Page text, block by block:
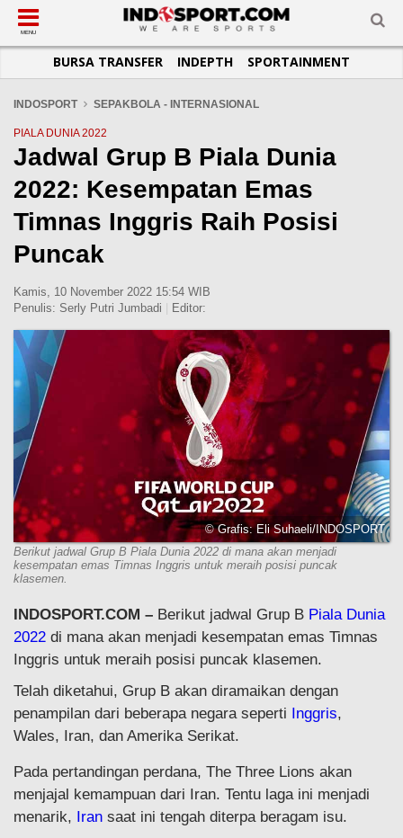
SUB-MENU
SEPAKBOLA
LIGA INGGRIS
LIGA ITALIA
LIGA SPANYOL
LIGA CHAMPIONS
LIGA PRANCIS
LIGA EUROPA
SUB-MENU
SPORTAINMENT
SUB-MENU
OTOMOTIF
OTOMANIA
SUB-MENU
BASKET
FUTSAL
OLIMPIK
E-SPORT
SUB-MENU
JADWAL
SUB-MENU
TOPIK HARI INI
INFOGRAFIS
GALERI FOTO
TEMPAT OLAHRAGA
PASUKAN SEHAT
MENU
BURSA TRANSFER INDEPTH SPORTAINMENT
INDOSPORT SEPAKBOLA - INTERNASIONAL
PIALA DUNIA 2022
Jadwal Grup B Piala Dunia
2022: Kesempatan Emas
Timnas Inggris Raih Posisi
Puncak
Kamis, 10 November 2022 15:54 WIB
Penulis: Serly Putri Jumbadi Editor:
© Grafis: Eli Suhaeli/INDOSPORT
Berikut jadwal Grup B Piala Dunia 2022 di mana akan menjadi
kesempatan emas Timnas Inggris untuk meraih posisi puncak
klasemen.
INDOSPORT.COM – Berikut jadwal Grup B Piala Dunia
2022 di mana akan menjadi kesempatan emas Timnas
Inggris untuk meraih posisi puncak klasemen.
Telah diketahui, Grup B akan diramaikan dengan
penampilan dari beberapa negara seperti Inggris,
Wales, Iran, dan Amerika Serikat.
Pada pertandingan perdana, The Three Lions akan
menjajal kemampuan dari Iran. Tentu laga ini menjadi
menarik, Iran saat ini tengah diterpa beragam isu.